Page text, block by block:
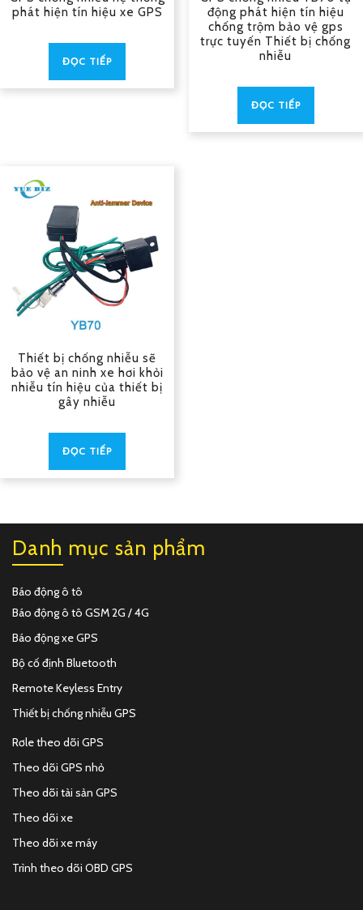
phát hiện tín hiệu xe GPS
ĐỌC TIẾP
động phát hiện tín hiệu
chống trộm bảo vệ gps
trực tuyến Thiết bị chống
nhiễu
ĐỌC TIẾP
Thiết bị chống nhiễu sẽ
bảo vệ an ninh xe hơi khỏi
nhiễu tín hiệu của thiết bị
gây nhiễu
ĐỌC TIẾP
Danh mục sản phẩm
Báo động ô tô
Báo động ô tô GSM 2G / 4G
Báo động xe GPS
Bộ cố định Bluetooth
Remote Keyless Entry
Thiết bị chống nhiễu GPS
Rơle theo dõi GPS
Theo dõi GPS nhỏ
Theo dõi tài sản GPS
Theo dõi xe
Theo dõi xe máy
Trình theo dõi OBD GPS